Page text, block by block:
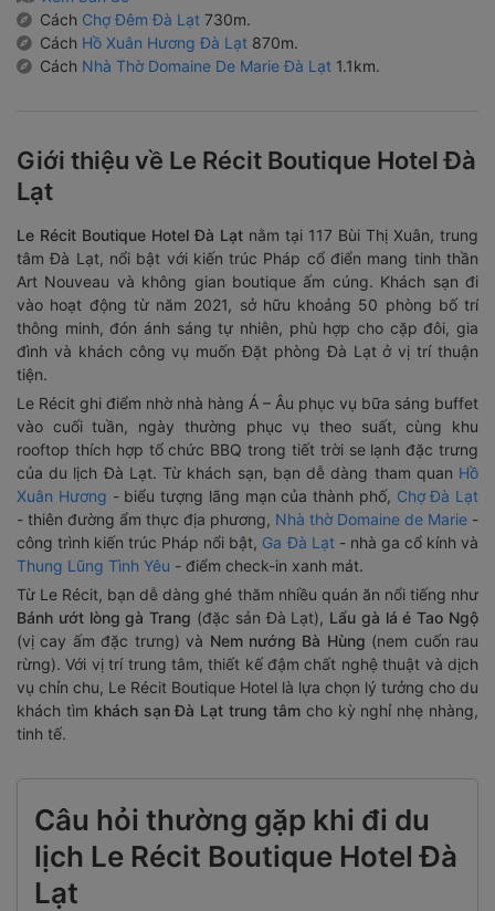
Cách Chợ Đêm Đà Lạt 730m.
Cách Hồ Xuân Hương Đà Lạt 870m.
Cách Nhà Thờ Domaine De Marie Đà Lạt 1.1km.
Giới thiệu về Le Récit Boutique Hotel Đà
Lạt
Le Récit Boutique Hotel Đà Lạt nằm tại 117 Bùi Thị Xuân, trung
tâm Đà Lạt, nổi bật với kiến trúc Pháp cổ điển mang tinh thần
Art Nouveau và không gian boutique ấm cúng. Khách sạn đi
vào hoạt động từ năm 2021, sở hữu khoảng 50 phòng bố trí
thông minh, đón ánh sáng tự nhiên, phù hợp cho cặp đôi, gia
đình và khách công vụ muốn Đặt phòng Đà Lạt ở vị trí thuận
tiện.
Le Récit ghi điểm nhờ nhà hàng Á – Âu phục vụ bữa sáng buffet
vào cuối tuần, ngày thường phục vụ theo suất, cùng khu
rooftop thích hợp tổ chức BBQ trong tiết trời se lạnh đặc trưng
của du lịch Đà Lạt. Từ khách sạn, bạn dễ dàng tham quan Hồ
Xuân Hương - biểu tượng lãng mạn của thành phố, Chợ Đà Lạt
- thiên đường ẩm thực địa phương, Nhà thờ Domaine de Marie -
công trình kiến trúc Pháp nổi bật, Ga Đà Lạt- nhà ga cổ kính và
Thung Lũng Tình Yêu - điểm check-in xanh mát.
Từ Le Récit, bạn dễ dàng ghé thăm nhiều quán ăn nổi tiếng như
Bánh ướt lòng gà Trang (đặc sản Đà Lạt), Lẩu gà lá é Tao Ngộ
(vị cay ấm đặc trưng) và Nem nướng Bà Hùng (nem cuốn rau
rừng). Với vị trí trung tâm, thiết kế đậm chất nghệ thuật và dịch
vụ chỉn chu, Le Récit Boutique Hotel là lựa chọn lý tưởng cho du
khách tìm khách sạn Đà Lạt trung tâmcho kỳ nghỉ nhẹ nhàng,
tinh tế.
Câu hỏi thường gặp khi đi du
lịch Le Récit Boutique Hotel Đà
Lạt